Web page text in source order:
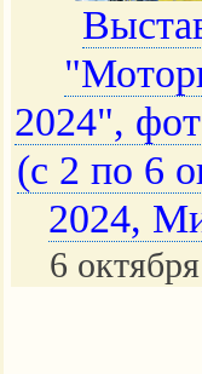
2024",
(с 2 по 6
2024,
6